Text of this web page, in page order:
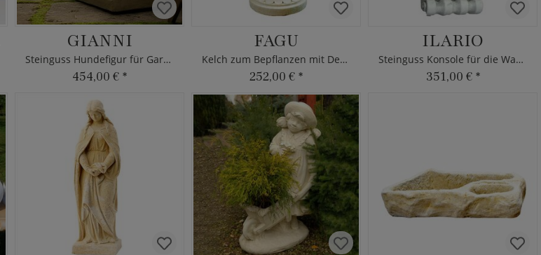
GIANNI
Steinguss Hundefigur für Garten
454,00 € *
FAGU
Kelch zum Bepflanzen mit Dekor
252,00 € *
ILARIO
Steinguss Konsole für die Wand
351,00 € *